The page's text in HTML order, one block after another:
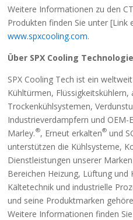
Weitere Informationen zu den
Produkten finden Sie unter [Link
www.spxcooling.com.
Über SPX Cooling
SPX Cooling Tech ist ein
Kühltürmen, Flüssigkeitskühlern,
Trockenkühlsystemen,
Industrieverdampfern und
Marley.®, Erneut erkalten® und
unterstützen die Kühlsysteme,
Dienstleistungen unserer
Bereichen Heizung, Lüftung und
Kältetechnik und industrielle
und seine Produktmarken
Weitere Informationen finden